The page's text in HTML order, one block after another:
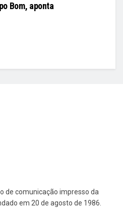
Bom, aponta
de comunicação impresso da
em 20 de agosto de 1986.